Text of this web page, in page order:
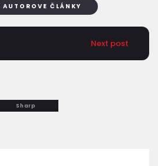
AUTOROVE ČLÁNKY
Next post
Sharp